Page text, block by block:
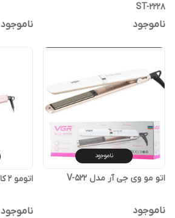
ST-2228
ناموجود ناموجود
ناموجود
اتو مو وی جی آر مدل V-522
ناموجود
اتومو 2 کاره وی جی ار مدل V-572
ناموجود